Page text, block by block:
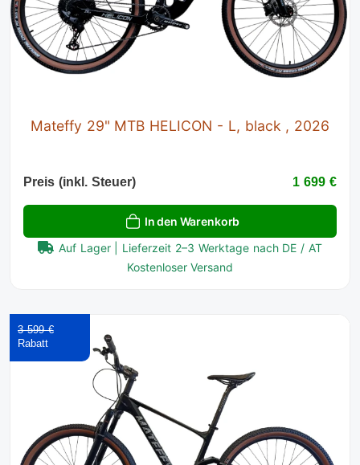
Mateffy 29" MTB HELICON - L, black , 2026
Preis (inkl. Steuer) 1 699 €
In den Warenkorb
Auf Lager | Lieferzeit 2–3 Werktage nach DE / AT
Kostenloser Versand
3 599 €